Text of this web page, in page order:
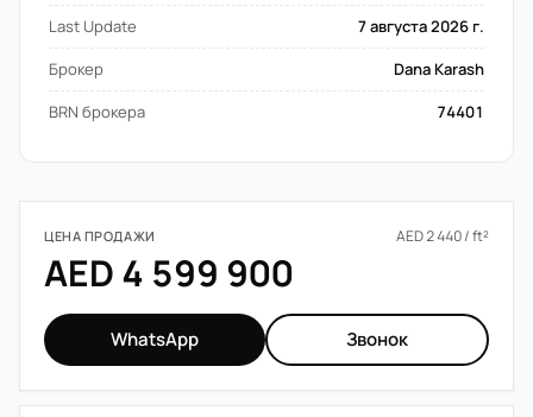
Last Update
7 августа 2026 г.
Брокер
Dana Karash
BRN брокера
74401
ЦЕНА ПРОДАЖИ AED 2 440 / ft²
AED 4 599 900
WhatsApp Звонок